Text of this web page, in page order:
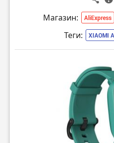
Магазин: AliExpress
Теги: XIAOMI